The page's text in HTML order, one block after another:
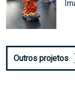
Outros projetos